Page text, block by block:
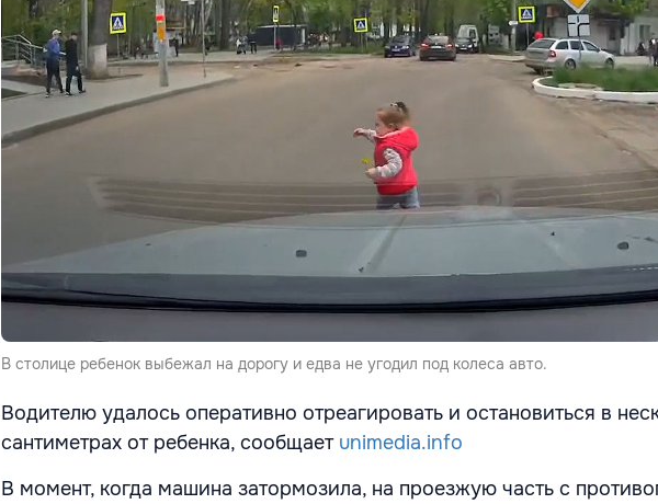
В столице ребенок выбежал на дорогу и едва не угодил под колеса авто.
Водителю удалось оперативно отреагировать и остановиться в
сантиметрах от ребенка, сообщает unimedia.info
В момент, когда машина затормозила, на проезжую часть с